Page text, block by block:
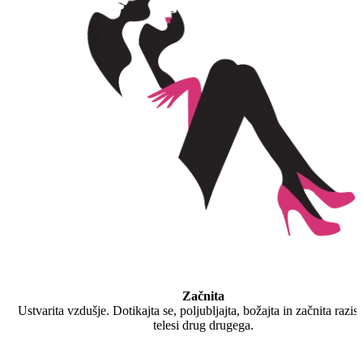
Začnita
Ustvarita vzdušje. Dotikajta se, poljubljajta, božajta in začnita
telesi drug drugega.